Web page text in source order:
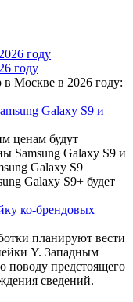
году
Москве в 2026 году:
Galaxy S9 и
ценам будут
Samsung Galaxy S9 и
Galaxy S9
Galaxy S9+ будет
ко-брендовых
планируют вести
Y. Западным
поводу предстоящего
сведений.